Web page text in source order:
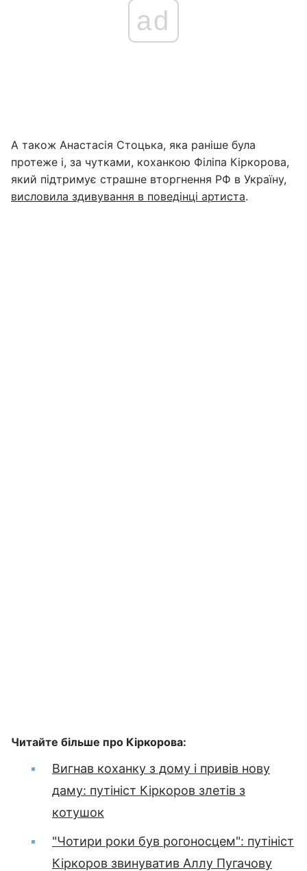
ad
А також Анастасія Стоцька, яка раніше була
протеже і, за чутками, коханкою Філіпа Кіркорова,
який підтримує страшне вторгнення РФ в Україну,
висловила здивування в поведінці артиста.
Читайте більше про Кіркорова:
Вигнав коханку з дому і привів нову
даму: путініст Кіркоров злетів з
котушок
"Чотири роки був рогоносцем": путініст
Кіркоров звинуватив Аллу Пугачову